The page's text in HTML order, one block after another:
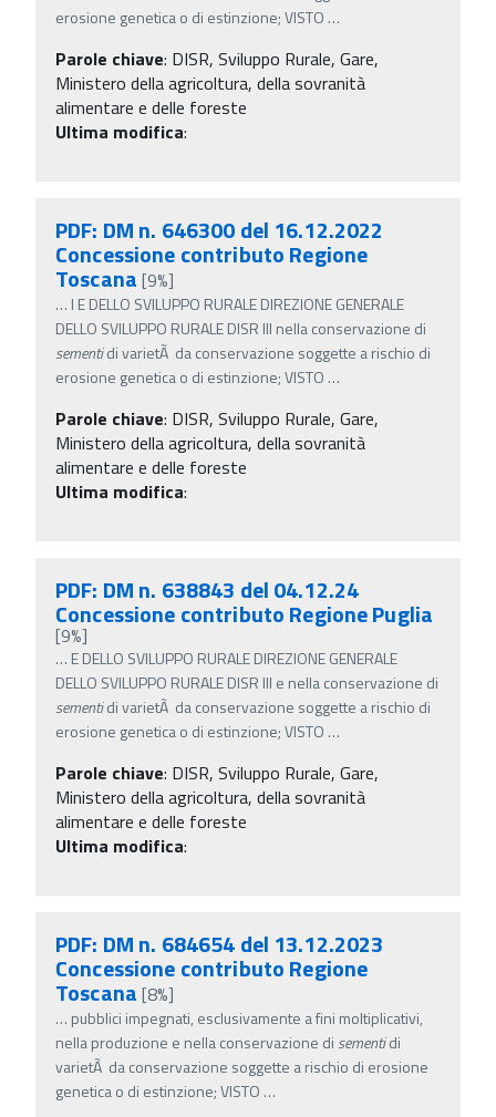
erosione genetica o di estinzione; VISTO …
Parole chiave: DISR, Sviluppo Rurale, Gare,
Ministero della agricoltura, della sovranità
alimentare e delle foreste
Ultima modifica:
PDF: DM n. 646300 del 16.12.2022
Concessione contributo Regione
Toscana [9%]
… I E DELLO SVILUPPO RURALE DIREZIONE GENERALE
DELLO SVILUPPO RURALE DISR III nella conservazione di
sementidi varietÃ da conservazione soggette a rischio di
erosione genetica o di estinzione; VISTO …
Parole chiave: DISR, Sviluppo Rurale, Gare,
Ministero della agricoltura, della sovranità
alimentare e delle foreste
Ultima modifica:
PDF: DM n. 638843 del 04.12.24
Concessione contributo Regione Puglia
[9%]
… E DELLO SVILUPPO RURALE DIREZIONE GENERALE
DELLO SVILUPPO RURALE DISR III e nella conservazione di
sementidi varietÃ da conservazione soggette a rischio di
erosione genetica o di estinzione; VISTO …
Parole chiave: DISR, Sviluppo Rurale, Gare,
Ministero della agricoltura, della sovranità
alimentare e delle foreste
Ultima modifica:
PDF: DM n. 684654 del 13.12.2023
Concessione contributo Regione
Toscana [8%]
… pubblici impegnati, esclusivamente a fini moltiplicativi,
nella produzione e nella conservazione di sementidi
varietÃ da conservazione soggette a rischio di erosione
genetica o di estinzione; VISTO …